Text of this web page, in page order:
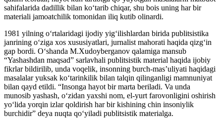
sahifalarida dadillik bilan ko‘tarib chiqar, shu bois uning har bir
materiali jamoatchilik tomonidan iliq kutib olinardi.
1981 yilning o‘rtalaridagi ijodiy yig‘ilishlardan birida publitsistika
janrining o‘ziga xos xususiyatlari, jurnalist mahorati haqida qizg‘in
gap bordi. O‘shanda M.Xudoyberganov qalamiga mansub
“Yashashdan maqsad” sarlavhali publitsistik material haqida ijobiy
fikrlar bildirilib, unda voqelik, insonning burch-mas’uliyati haqidagi
masalalar yuksak ko‘tarinkilik bilan talqin qilinganligi mamnuniyat
bilan qayd etildi. “Insonga hayot bir marta beriladi. Va unda
munosib yashash, o‘zidan yaxshi nom, el-yurt farovonligini oshirish
yo‘lida yorqin izlar qoldirish har bir kishining chin insoniylik
burchidir” deya nuqta qo‘yiladi publitsistik materialga.